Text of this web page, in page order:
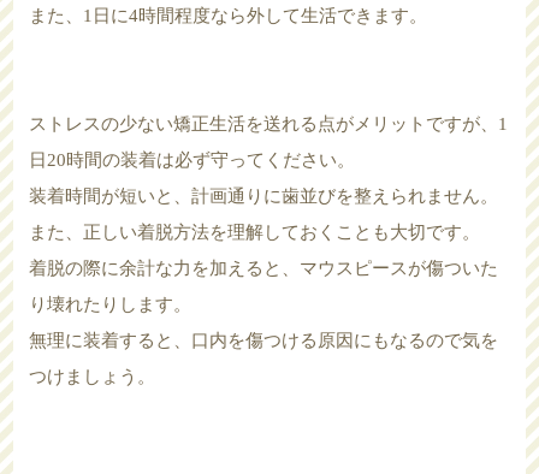
また、1日に4時間程度なら外して生活できます。
ストレスの少ない矯正生活を送れる点がメリットですが、1
日20時間の装着は必ず守ってください。
装着時間が短いと、計画通りに歯並びを整えられません。
また、正しい着脱方法を理解しておくことも大切です。
着脱の際に余計な力を加えると、マウスピースが傷ついた
り壊れたりします。
無理に装着すると、口内を傷つける原因にもなるので気を
つけましょう。